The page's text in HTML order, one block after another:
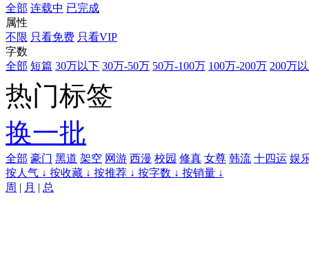
全部 连载中 已完成
属性
不限 只看免费 只看VIP
字数
全部 短篇 30万以下 30万-50万 50万-100万 100万-200万 200万
热门标签
换一批
全部 豪门 黑道 架空 网游 西漫 校园 修真 女尊 韩流 十四运 娱
按人气 ↓ 按收藏 ↓ 按推荐 ↓ 按字数 ↓ 按销量 ↓
周 | 月 | 总